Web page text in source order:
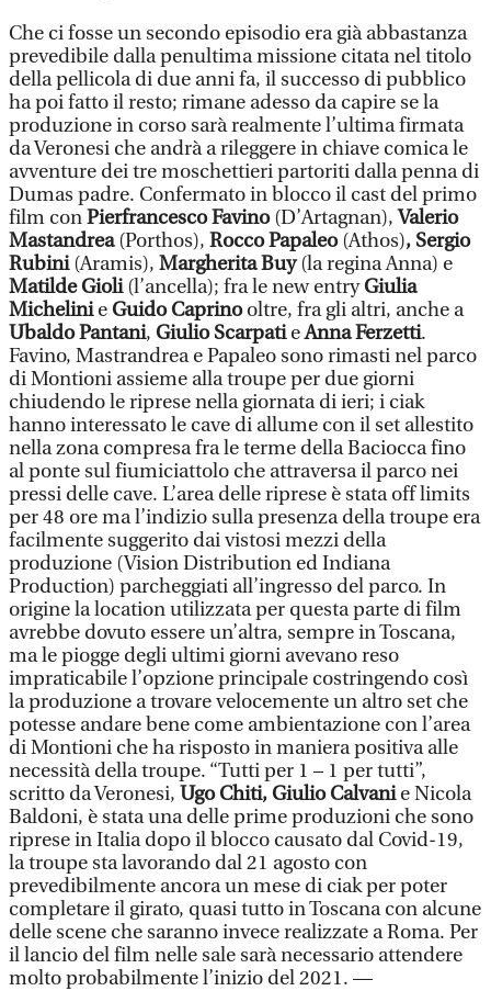
Che ci fosse un secondo episodio era già abbastanza
prevedibile dalla penultima missione citata nel titolo
della pellicola di due anni fa, il successo di pubblico
ha poi fatto il resto; rimane adesso da capire se la
produzione in corso sarà realmente l’ultima firmata
da Veronesi che andrà a rileggere in chiave comica le
avventure dei tre moschettieri partoriti dalla penna di
Dumas padre. Confermato in blocco il cast del primo
film conPierfrancesco Favino(D’Artagnan),Valerio
Mastandrea(Porthos), Rocco Papaleo(Athos), Sergio
Rubini(Aramis), Margherita Buy(la regina Anna) e
Matilde Gioli(l’ancella); fra le new entryGiulia
MichelinieGuido Caprinooltre, fra gli altri, anche a
Ubaldo Pantani, Giulio ScarpatieAnna Ferzetti.
Favino, Mastrandrea e Papaleo sono rimasti nel parco
di Montioni assieme alla troupe per due giorni
chiudendo le riprese nella giornata di ieri; i ciak
hanno interessato le cave di allume con il set allestito
nella zona compresa fra le terme della Baciocca fino
al ponte sul fiumiciattolo che attraversa il parco nei
pressi delle cave. L’area delle riprese è stata off limits
per 48 ore ma l’indizio sulla presenza della troupe era
facilmente suggerito dai vistosi mezzi della
produzione (Vision Distribution ed Indiana
Production) parcheggiati all’ingresso del parco. In
origine la location utilizzata per questa parte di film
avrebbe dovuto essere un’altra, sempre in Toscana,
ma le piogge degli ultimi giorni avevano reso
impraticabile l’opzione principale costringendo così
la produzione a trovare velocemente un altro set che
potesse andare bene come ambientazione con l’area
di Montioni che ha risposto in maniera positiva alle
necessità della troupe. “Tutti per 1 – 1 per tutti”,
scritto da Veronesi, Ugo Chiti, Giulio Calvanie Nicola
Baldoni, è stata una delle prime produzioni che sono
riprese in Italia dopo il blocco causato dal Covid-19,
la troupe sta lavorando dal 21 agosto con
prevedibilmente ancora un mese di ciak per poter
completare il girato, quasi tutto in Toscana con alcune
delle scene che saranno invece realizzate a Roma. Per
il lancio del film nelle sale sarà necessario attendere
molto probabilmente l’inizio del 2021. —